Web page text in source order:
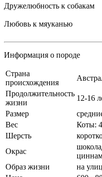
Дружелюбность к собакам
Любовь к мяуканью
Информация о породе
Cтрана
происхождения
Продолжительность
жизни
12-16
Размер
Вес
Коты:
Шерсть
Окрас
Образ жизни
на